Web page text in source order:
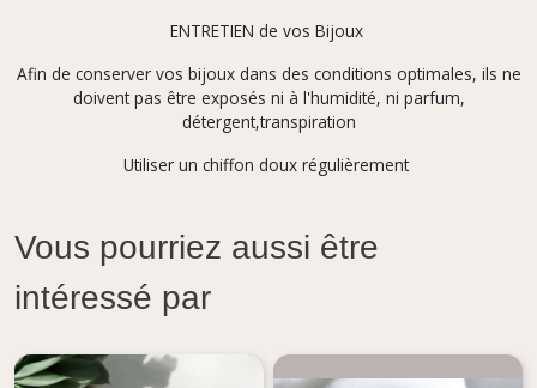
ENTRETIEN de vos Bijoux
Afin de conserver vos bijoux dans des conditions optimales, ils ne
doivent pas être exposés ni à l'humidité, ni parfum,
détergent,transpiration
Utiliser un chiffon doux régulièrement
Vous pourriez aussi être
intéressé par